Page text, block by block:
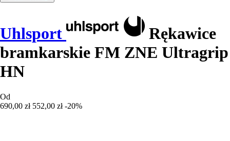
Uhlsport
Rękawice
bramkarskie FM ZNE Ultragrip
HN
Od
690,00 zł 552,00 zł -20%